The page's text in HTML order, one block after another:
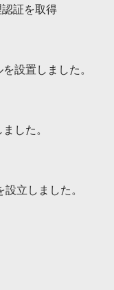
証を取得
設置しました。
した。
立しました。